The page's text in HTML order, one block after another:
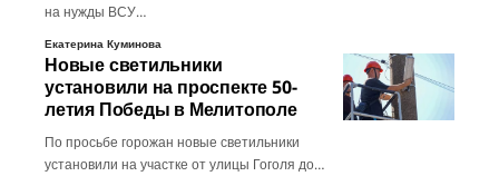
на нужды ВСУ…
Екатерина Куминова
Новые светильники
установили на проспекте 50-
летия Победы в Мелитополе
По просьбе горожан новые светильники
установили на участке от улицы Гоголя до…